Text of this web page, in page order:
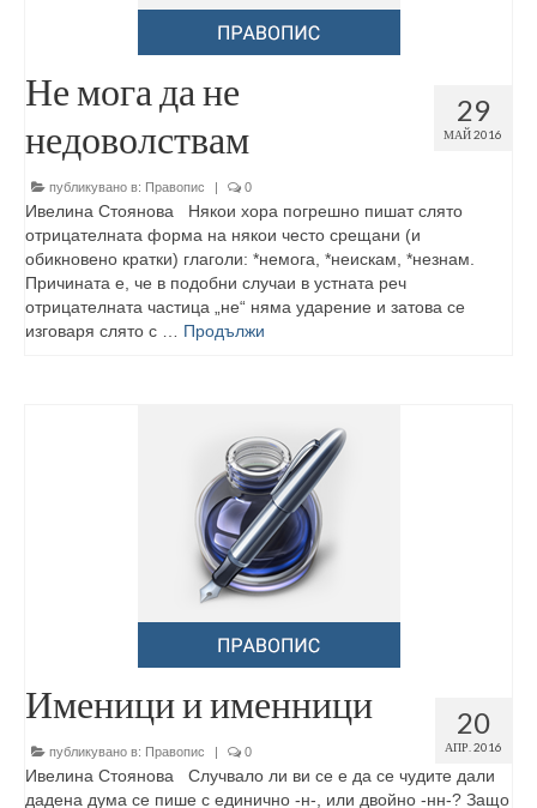
29
МАЙ 2016
Не мога да не
недоволствам
публикувано в: Правопис | 0
Ивелина Стоянова Някои хора погрешно пишат слято
отрицателната форма на някои често срещани (и
обикновено кратки) глаголи: *немога, *неискам, *незнам.
Причината е, че в подобни случаи в устната реч
отрицателната частица „не“ няма ударение и затова се
изговаря слято с … Продължи
20
АПР. 2016
Именици и именници
публикувано в: Правопис | 0
Ивелина Стоянова Случвало ли ви се е да се чудите дали
дадена дума се пише с единично -н-, или двойно -нн-? Защо